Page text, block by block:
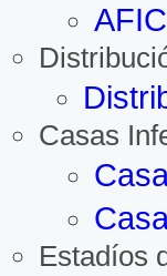
Casas
Estadíos